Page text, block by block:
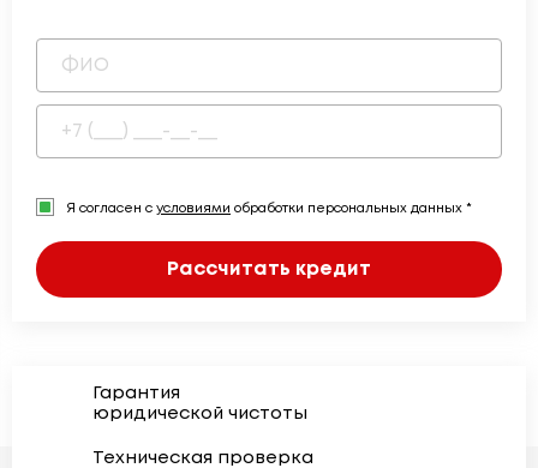
Я согласен с условиями обработки персональных данных *
Рассчитать кредит
Гарантия
юридической чистоты
Техническая проверка